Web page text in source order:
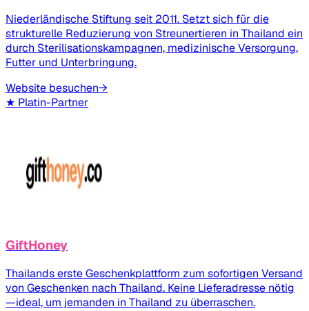
Niederländische Stiftung seit 2011. Setzt sich für die
strukturelle Reduzierung von Streunertieren in Thailand ein
durch Sterilisationskampagnen, medizinische Versorgung,
Futter und Unterbringung.
Website besuchen→
★ Platin-Partner
GiftHoney
Thailands erste Geschenkplattform zum sofortigen Versand
von Geschenken nach Thailand. Keine Lieferadresse nötig
—ideal, um jemanden in Thailand zu überraschen.